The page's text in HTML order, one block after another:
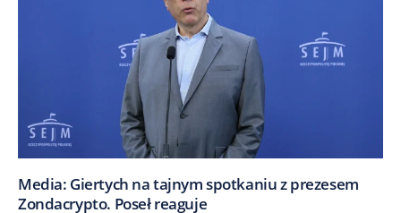
Media: Giertych na tajnym spotkaniu z prezesem
Zondacrypto. Poseł reaguje